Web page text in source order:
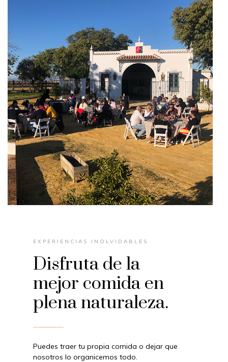
EXPERIENCIAS INOLVIDABLES
Disfruta de la
mejor comida en
plena naturaleza.
Puedes traer tu propia comida o dejar que
nosotros lo organicemos todo.